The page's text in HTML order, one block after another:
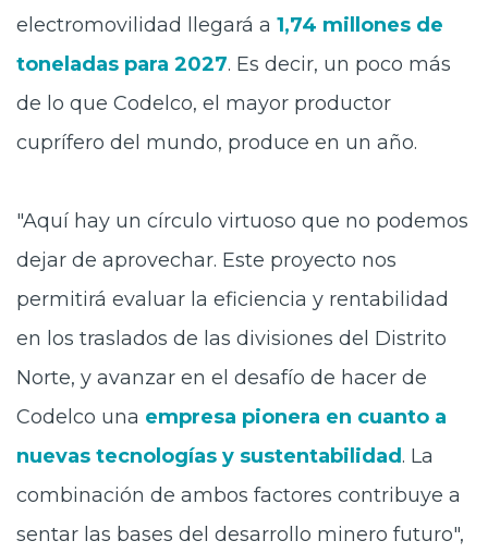
electromovilidad llegará a 1,74 millones de
toneladas para 2027. Es decir, un poco más
de lo que Codelco, el mayor productor
cuprífero del mundo, produce en un año.
"Aquí hay un círculo virtuoso que no podemos
dejar de aprovechar. Este proyecto nos
permitirá evaluar la eficiencia y rentabilidad
en los traslados de las divisiones del Distrito
Norte, y avanzar en el desafío de hacer de
Codelco una empresa pionera en cuanto a
nuevas tecnologías y sustentabilidad . La
combinación de ambos factores contribuye a
sentar las bases del desarrollo minero futuro",